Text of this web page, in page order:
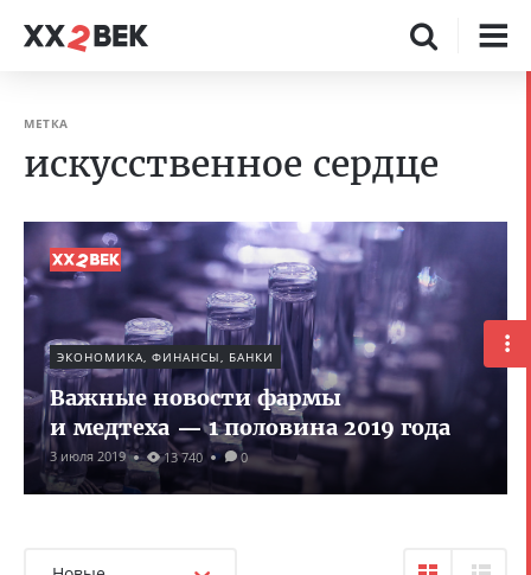
МЕТКА
искусственное сердце
ЭКОНОМИКА, ФИНАНСЫ, БАНКИ
Важные новости фармы
и медтеха — 1 половина 2019 года
3 июля 2019 13 740 0